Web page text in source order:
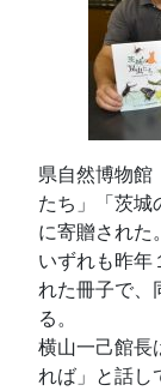
県自然博物館
たち」「茨城
に寄贈された。
いずれも昨年
れた冊子で、
る。
横山一己館長
れば」と話し